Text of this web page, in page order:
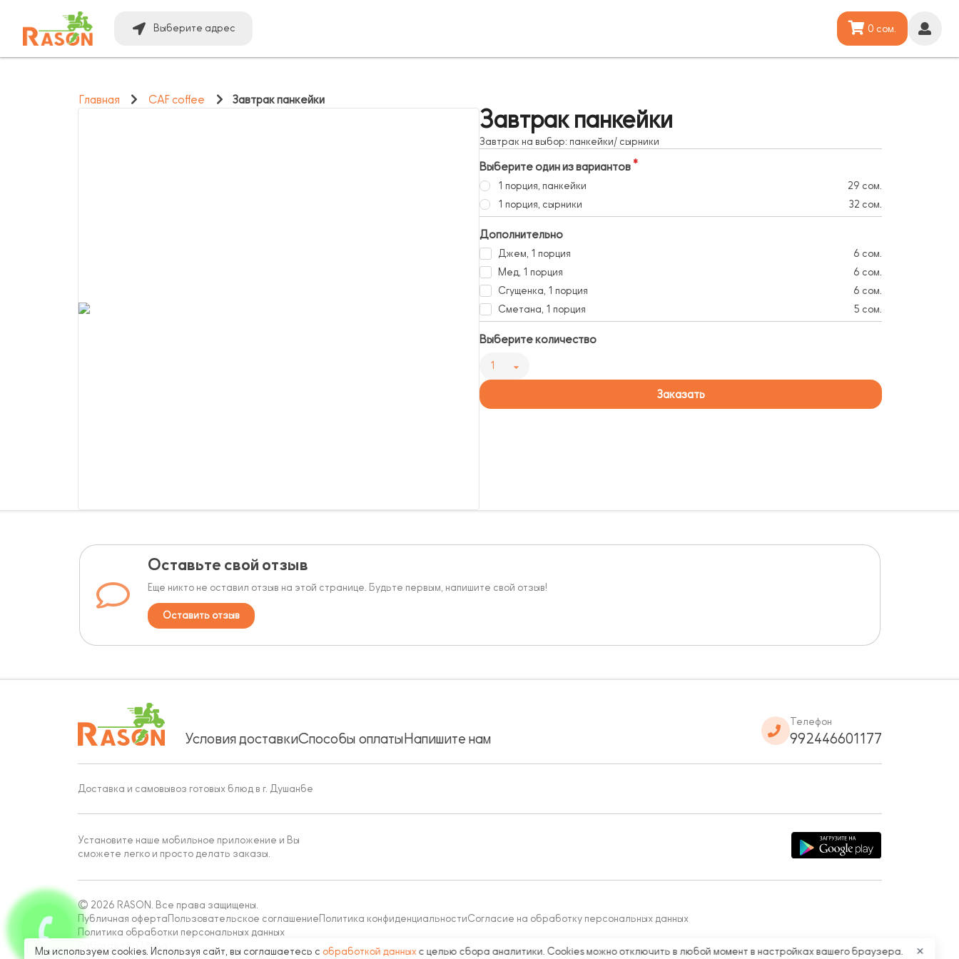
Выберите адрес 0 сом.
Главная CAF coffee Завтрак панкейки
Завтрак панкейки
Завтрак на выбор: панкейки/ сырники
Выберите один из вариантов
1 порция, панкейки
29 сом.
1 порция, сырники
32 сом.
Дополнительно
Джем, 1 порция
6 сом.
Мед, 1 порция
6 сом.
Сгущенка, 1 порция
6 сом.
Сметана, 1 порция
5 сом.
Выберите количество
1
Заказать
Оставьте свой отзыв
Еще никто не оставил отзыв на этой странице. Будьте первым, напишите свой отзыв!
Оставить отзыв
Условия доставкиСпособы оплатыНапишите нам
Телефон
992446601177
Доставка и самовывоз готовых блюд в г. Душанбе
Установите наше мобильное приложение и Вы
сможете легко и просто делать заказы.
© 2026 RASON. Все права защищены.
Публичная оферта Пользовательское соглашение Политика конфиденциальностиСогласие на обработку персональных данных
Политика обработки персональных данных
Работает на Moba
Мы используем cookies. Используя сайт, вы соглашаетесь с обработкой данных с целью сбора аналитики. Cookies можно отключить в любой момент в настройках вашего браузера. ✕